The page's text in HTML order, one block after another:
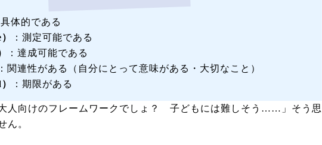
具体的である
：測定可能である
：達成可能である
：関連性がある（自分にとって意味がある・大切なこと）
：期限がある
大人向けのフレームワークでしょ？ 子どもには難しそう……」そう思
ん。